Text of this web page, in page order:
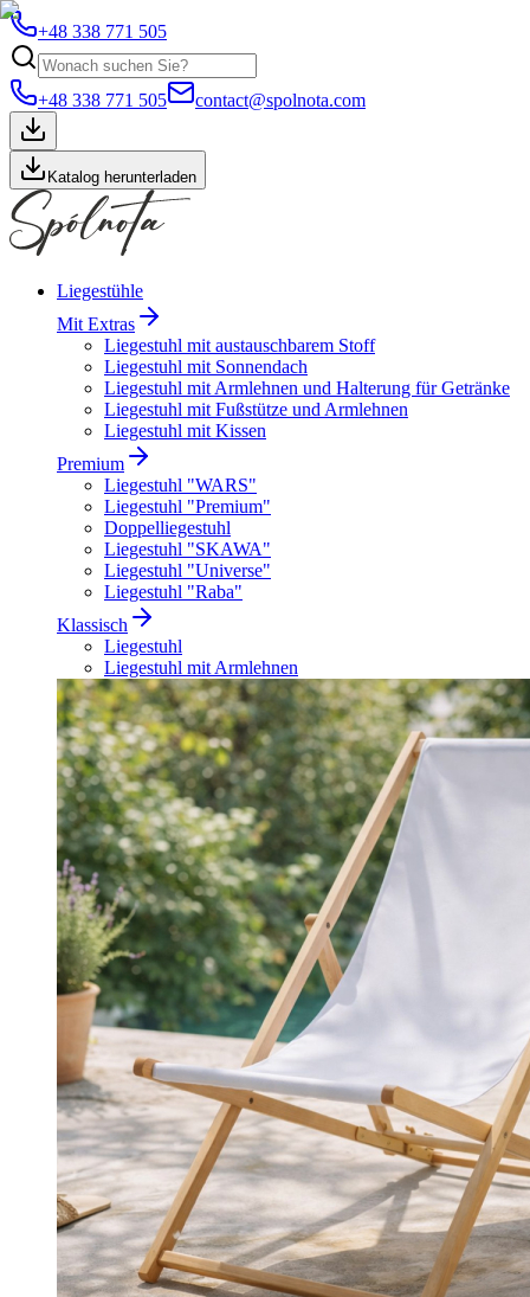
+48 338 771 505
+48 338 771 505 contact@spolnota.com
Katalog herunterladen
Liegestühle
Mit Extras
Liegestuhl mit austauschbarem Stoff
Liegestuhl mit Sonnendach
Liegestuhl mit Armlehnen und Halterung für Getränke
Liegestuhl mit Fußstütze und Armlehnen
Liegestuhl mit Kissen
Premium
Liegestuhl "WARS"
Liegestuhl "Premium"
Doppelliegestuhl
Liegestuhl "SKAWA"
Liegestuhl "Universe"
Liegestuhl "Raba"
Klassisch
Liegestuhl
Liegestuhl mit Armlehnen